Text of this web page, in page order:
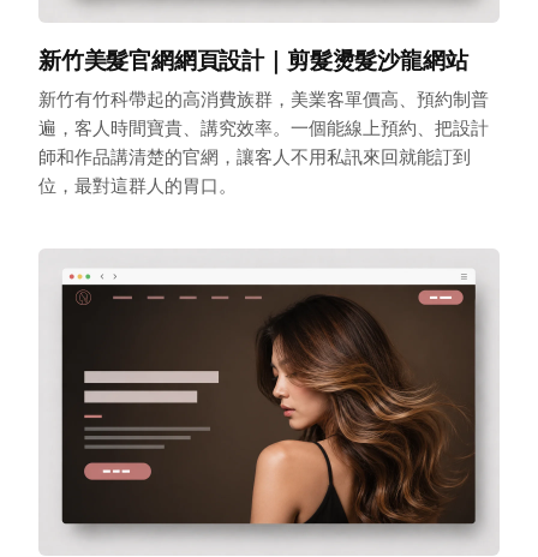
新竹美髮官網網頁設計｜剪髮燙髮沙龍網站
新竹有竹科帶起的高消費族群，美業客單價高、預約制普
遍，客人時間寶貴、講究效率。一個能線上預約、把設計
師和作品講清楚的官網，讓客人不用私訊來回就能訂到
位，最對這群人的胃口。